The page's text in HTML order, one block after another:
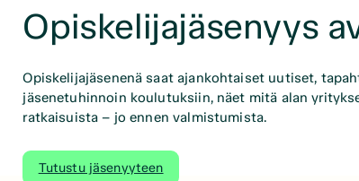
Opiskelijajäsenyys
Opiskelijajäsenenä saat ajankohtaiset uutiset,
jäsenetuhinnoin koulutuksiin, näet mitä alan
ratkaisuista – jo ennen valmistumista.
Tutustu jäsenyyteen